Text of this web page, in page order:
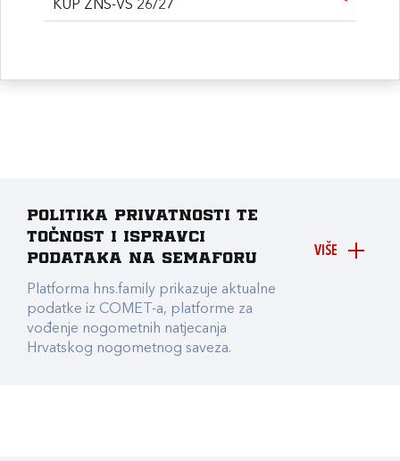
KUP ŽNS-VS 26/27
VIŠE
Politika privatnosti te
točnost i ispravci
podataka na Semaforu
Platforma hns.family prikazuje aktualne
podatke iz COMET-a, platforme za
vođenje nogometnih natjecanja
Hrvatskog nogometnog saveza.